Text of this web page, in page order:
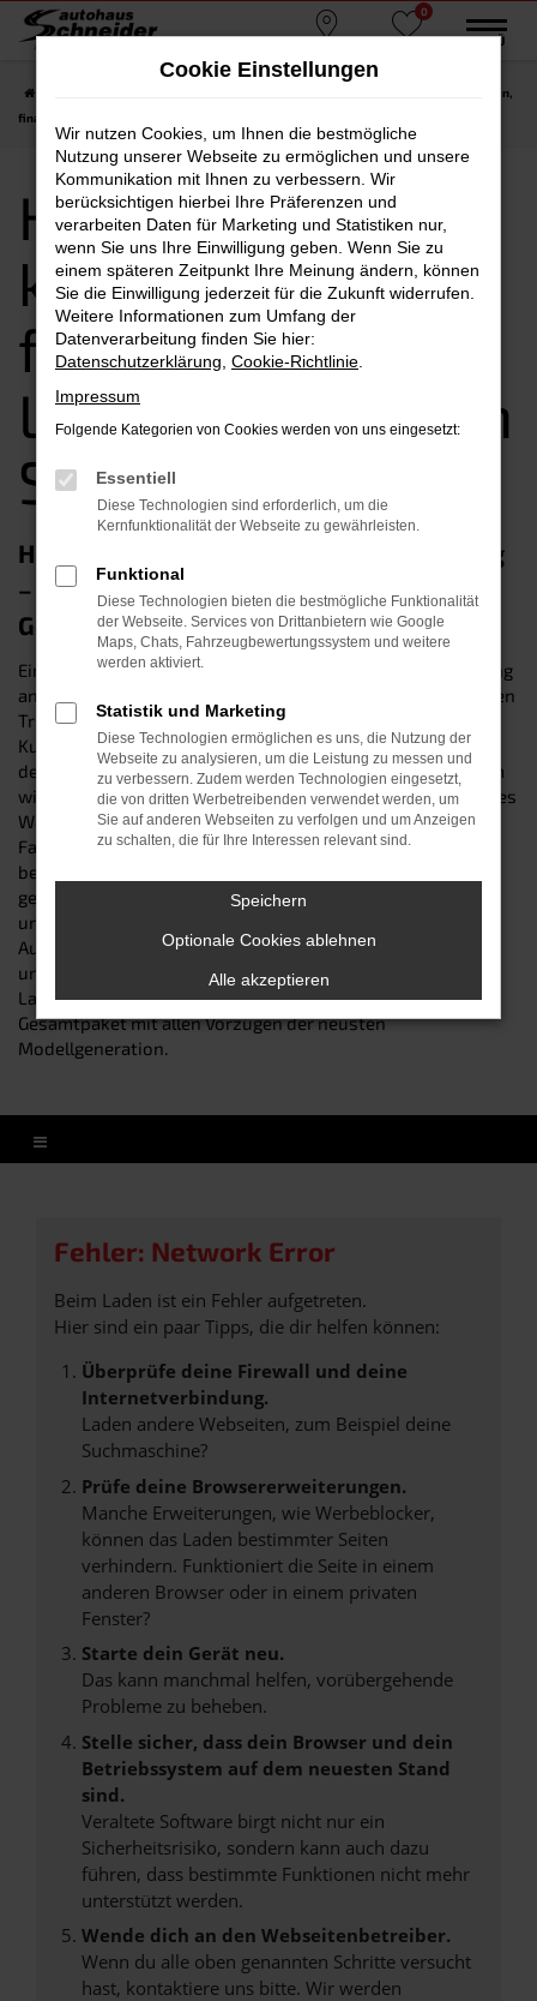
Zum
0
MENÜ
Hyundai i10 kaufen, leasen,
finanzieren | Lieferservice nach Straubing
Hyundai i10
kaufen, leasen,
finanzieren |
Lieferservice nach
Straubing
Hyundai i10 Tageszulassung in Straubing
– unser Spargeheimnis für Ihren
Geldbeutel
Eine Tageszulassung, ist der preisgünstige Weg, in Straubing
an einen nagelneuen Hyundai i10 zu kommen. Sie kennen den
Trick noch nicht? Dann klären wir Sie gerne auf: Der
Kunstgriff besteht darin, ein fabrikfrisches Fahrzeug auf
dem Papier in einen Gebrauchtwagen zu verwandeln, indem
wir es für genau einen Tag auf uns zulassen. Der Zustand des
Wagens bleibt dadurch unverändert. Schließlich wurde das
Fahrzeug während der Zulassung keinen Kilometer weit
bewegt und wartet demnach „jungfräulich“ auf Ihre erste
gemeinsame Fahrt. Besuchen sie uns online oder an einem
unserer Standorte und entdecken Sie unsere verlockende
Auswahl an Hyundai i10 Tageszulassungen mit
unterschiedlichen Motorisierungen, Ausstattungen und
Lackierungen. Wir garantieren Ihnen ein attraktives
Gesamtpaket mit allen Vorzügen der neusten
Modellgeneration.
Fehler: Network Error
Beim Laden ist ein Fehler aufgetreten.
Hier sind ein paar Tipps, die dir helfen können:
Überprüfe deine Firewall und deine
Internetverbindung.
Laden andere Webseiten, zum Beispiel deine
Suchmaschine?
Prüfe deine Browsererweiterungen.
Manche Erweiterungen, wie Werbeblocker,
können das Laden bestimmter Seiten
verhindern. Funktioniert die Seite in einem
anderen Browser oder in einem privaten
Fenster?
Starte dein Gerät neu.
Das kann manchmal helfen, vorübergehende
Probleme zu beheben.
Stelle sicher, dass dein Browser und dein
Betriebssystem auf dem neuesten Stand
sind.
Veraltete Software birgt nicht nur ein
Sicherheitsrisiko, sondern kann auch dazu
führen, dass bestimmte Funktionen nicht mehr
unterstützt werden.
Wende dich an den Webseitenbetreiber.
Wenn du alle oben genannten Schritte versucht
hast, kontaktiere uns bitte. Wir werden
Cookie Einstellungen
Wir nutzen Cookies, um Ihnen die bestmögliche
Nutzung unserer Webseite zu ermöglichen und unsere
Kommunikation mit Ihnen zu verbessern. Wir
berücksichtigen hierbei Ihre Präferenzen und
verarbeiten Daten für Marketing und Statistiken nur,
wenn Sie uns Ihre Einwilligung geben. Wenn Sie zu
einem späteren Zeitpunkt Ihre Meinung ändern, können
Sie die Einwilligung jederzeit für die Zukunft widerrufen.
Weitere Informationen zum Umfang der
Datenverarbeitung finden Sie hier:
Datenschutzerklärung Cookie-Richtlinie
Impressum
Folgende Kategorien von Cookies werden von uns eingesetzt:
Essentiell
Diese Technologien sind erforderlich, um die
Kernfunktionalität der Webseite zu gewährleisten.
Funktional
Diese Technologien bieten die bestmögliche Funktionalität
der Webseite. Services von Drittanbietern wie Google
Maps, Chats, Fahrzeugbewertungssystem und weitere
werden aktiviert.
Statistik und Marketing
Diese Technologien ermöglichen es uns, die Nutzung der
Webseite zu analysieren, um die Leistung zu messen und
zu verbessern. Zudem werden Technologien eingesetzt,
die von dritten Werbetreibenden verwendet werden, um
Sie auf anderen Webseiten zu verfolgen und um Anzeigen
zu schalten, die für Ihre Interessen relevant sind.
Speichern
Optionale Cookies ablehnen
Alle akzeptieren